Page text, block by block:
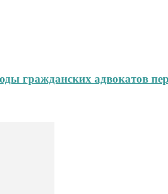
гражданских адвокатов